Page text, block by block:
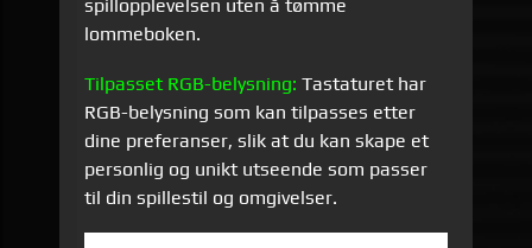
spillopplevelsen uten å tømme
lommeboken.
Tilpasset RGB-belysning: Tastaturet har
RGB-belysning som kan tilpasses etter
dine preferanser, slik at du kan skape et
personlig og unikt utseende som passer
til din spillestil og omgivelser.